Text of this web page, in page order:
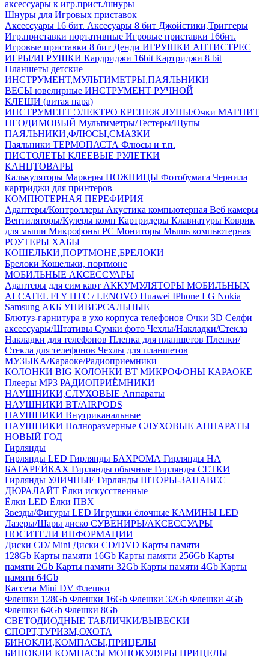
аксесcуары к игр.прист./шнуры
Шнуры для Игровых приставок
Аксессуары 16 бит. Аксесуары 8 бит Джойстики,Триггеры
Игр.приставки портативные Игровые приставки 16бит.
Игровые приставки 8 бит Денди ИГРУШКИ АНТИСТРЕС
ИГРЫ/ИГРУШКИ Кардриджи 16bit Картриджи 8 bit
Планшеты детские
ИНСТРУМЕНТ,МУЛЬТИМЕТРЫ,ПАЯЛЬНИКИ
ВЕСЫ ювелирные ИНСТРУМЕНТ РУЧНОЙ
КЛЕЩИ (витая пара)
ИНСТРУМЕНТ ЭЛЕКТРО КРЕПЕЖ ЛУПЫ/Очки МАГНИТ
НЕОДИМОВЫЙ Мультиметры/Тестеры/Щупы
ПАЯЛЬНИКИ,ФЛЮСЫ,СМАЗКИ
Паяльники ТЕРМОПАСТА Флюсы и т.п.
ПИСТОЛЕТЫ КЛЕЕВЫЕ РУЛЕТКИ
КАНЦТОВАРЫ
Калькуляторы Маркеры НОЖНИЦЫ Фотобумага Чернила
картриджи для принтеров
КОМПЮТЕРНАЯ ПЕРЕФИРИЯ
Адаптеры/Контроллеры Акустика компьютерная Веб камеры
Вентиляторы/Кулеры комп Картридеры Клавиатуры Коврик
для мыши Микрофоны PC Мониторы Мышь компьютерная
РОУТЕРЫ ХАБЫ
КОШЕЛЬКИ,ПОРТМОНЕ,БРЕЛОКИ
Брелоки Кошельки, портмоне
МОБИЛЬНЫЕ АКСЕССУАРЫ
Адаптеры для сим карт АККУМУЛЯТОРЫ МОБИЛЬНЫХ
ALCATEL FLY HTC / LENOVO Huawei IPhone LG Nokia
Samsung АКБ УНИВЕРСАЛЬНЫЕ
Блютуз-гарнитура в ухо корпуса телефонов Очки 3D Селфи
аксессуары/Штативы Сумки фото Чехлы/Накладки/Стекла
Накладки для телефонов Пленка для планшетов Пленки/
Стекла для телефонов Чехлы для планшетов
МУЗЫКА/Караоке/Радиоприемники
КОЛОНКИ BIG КОЛОНКИ BT МИКРОФОНЫ КАРАОКЕ
Плееры MP3 РАДИОПРИЁМНИКИ
НАУШНИКИ,СЛУХОВЫЕ Аппараты
НАУШНИКИ BT/AIRPODS
НАУШНИКИ Внутриканальные
НАУШНИКИ Полноразмерные СЛУХОВЫЕ АППАРАТЫ
НОВЫЙ ГОД
Гирлянды
Гирлянды LED Гирлянды БАХРОМА Гирлянды НА
БАТАРЕЙКАХ Гирлянды обычные Гирлянды СЕТКИ
Гирлянды УЛИЧНЫЕ Гирлянды ШТОРЫ-ЗАНАВЕС
ДЮРАЛАЙТ Ёлки искусственные
Ёлки LED Ёлки ПВХ
Звезды/Фигуры LED Игрушки ёлочные КАМИНЫ LED
Лазеры/Шары диско СУВЕНИРЫ/АКСЕССУАРЫ
НОСИТЕЛИ ИНФОРМАЦИИ
Диски CD/ Mini Диски CD/DVD Карты памяти
128Gb Карты памяти 16Gb Карты памяти 256Gb Карты
памяти 2Gb Карты памяти 32Gb Карты памяти 4Gb Карты
памяти 64Gb
Кассета Mini DV Флешки
Флешки 128Gb Флешки 16Gb Флешки 32Gb Флешки 4Gb
Флешки 64Gb Флешки 8Gb
СВЕТОДИОДНЫЕ ТАБЛИЧКИ/ВЫВЕСКИ
СПОРТ,ТУРИЗМ,ОХОТА
БИНОКЛИ,КОМПАСЫ,ПРИЦЕЛЫ
БИНОКЛИ КОМПАСЫ МОНОКУЛЯРЫ ПРИЦЕЛЫ